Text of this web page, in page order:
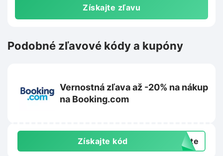
Získajte zľavu
Podobné zľavové kódy a kupóny
Vernostná zľava až -20% na nákup
na Booking.com
Získajte kód exte